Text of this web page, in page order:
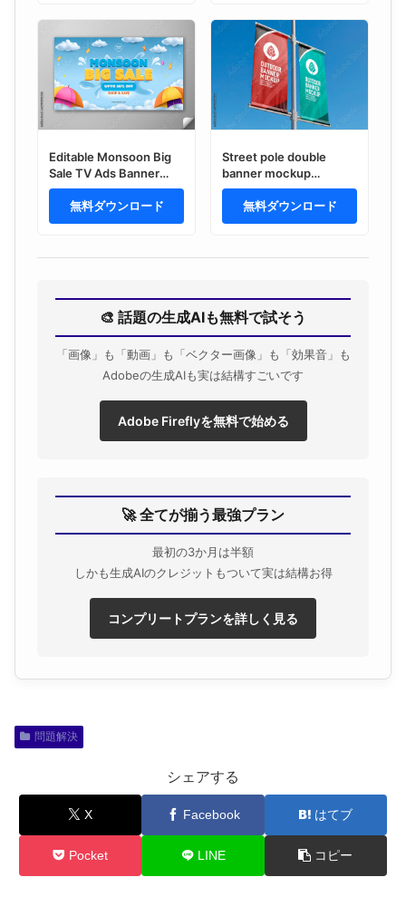
Background.
Editable Monsoon Big
Sale TV Ads Banner
Design with Up to 50
Percent Off, Colorful
Umbrellas, Water
Clouds on Blue Sky
無料ダウンロード
Street pole double
banner mockup
outdoor perspective
無料ダウンロード
🎨 話題の生成AIも無料で試そう
「画像」も「動画」も「ベクター画像」も「効果音」も
Adobeの生成AIも実は結構すごいです
Adobe Fireflyを無料で始める
🚀 全てが揃う最強プラン
最初の3か月は半額
しかも生成AIのクレジットもついて実は結構お得
コンプリートプランを詳しく見る
問題解決
シェアする
X Facebook はてブ
Pocket LINE コピー